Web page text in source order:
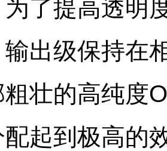
为了提高透明
出级保持在
粗壮的高纯度
起到极高的